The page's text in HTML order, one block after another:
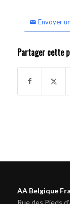
Envoyer
Partager cette
AA Belgique
Rue des Pieds